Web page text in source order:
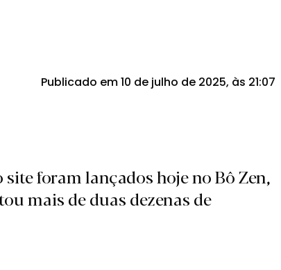
Publicado em 10 de julho de 2025, às 21:07
foram lançados hoje no Bô Zen,
mais de duas dezenas de